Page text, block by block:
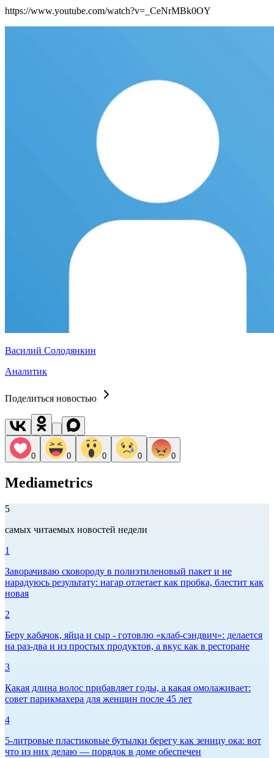
https://www.youtube.com/watch?v=_CeNrMBk0OY
Василий Солодянкин
Аналитик
Поделиться новостью
0 0 0 0 0
Mediametrics
5
самых читаемых новостей недели
1
Заворачиваю сковороду в полиэтиленовый пакет и не
нарадуюсь результату: нагар отлетает как пробка, блестит как
новая
2
Беру кабачок, яйца и сыр - готовлю «клаб-сэндвич»: делается
на раз-два и из простых продуктов, а вкус как в ресторане
3
Какая длина волос прибавляет годы, а какая омолаживает:
совет парикмахера для женщин после 45 лет
4
5-литровые пластиковые бутылки берегу как зеницу ока: вот
что из них делаю — порядок в доме обеспечен